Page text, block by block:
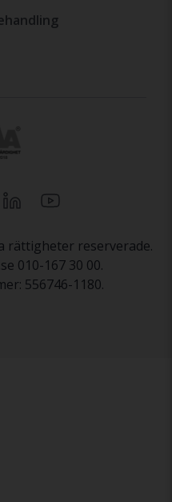
rättigheter reserverade.
010-167 30 00.
556746-1180.